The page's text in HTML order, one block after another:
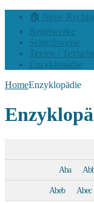
🏠 Neue-
Regelwerke
Schreibweise
Texten /
Enzyklopädie
HomeEnzyklopädie
Aba
Abeb Abec